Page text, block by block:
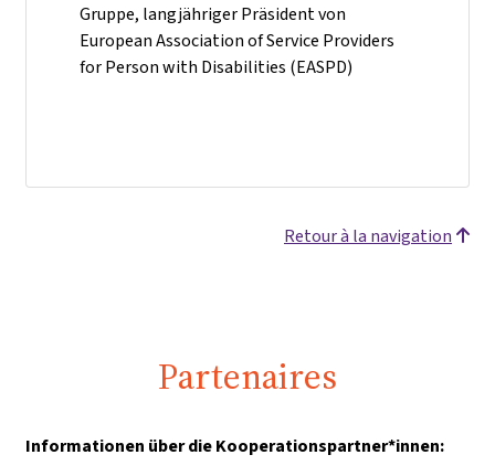
Gruppe, langjähriger Präsident von
European Association of Service Providers
for Person with Disabilities (EASPD)
Retour à la navigation
Partenaires
Informationen über die Kooperationspartner*innen: